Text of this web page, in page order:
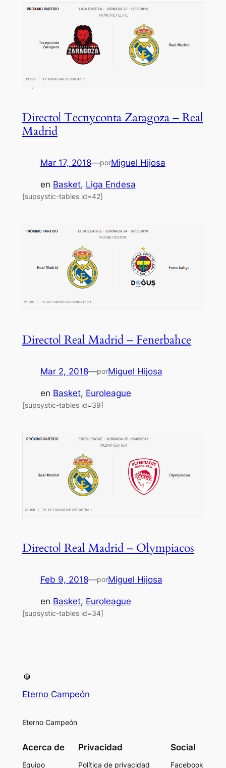
Directo| Tecnyconta Zaragoza – Real
Madrid
Mar 17, 2018—porMiguel Hijosa
en Basket, Liga Endesa
[supsystic-tables id=42]
Directo| Real Madrid – Fenerbahce
Mar 2, 2018—porMiguel Hijosa
en Basket, Euroleague
[supsystic-tables id=39]
Directo| Real Madrid – Olympiacos
Feb 9, 2018—porMiguel Hijosa
en Basket, Euroleague
[supsystic-tables id=34]
Eterno Campeón
Eterno Campeón
Acerca de
Equipo
Privacidad
Política de privacidad
Social
Facebook